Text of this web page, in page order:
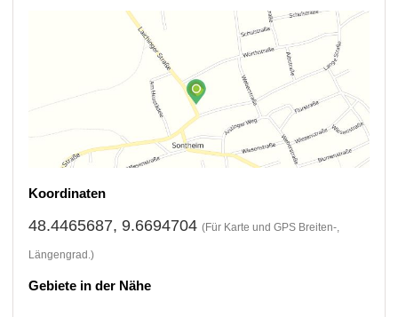
Koordinaten
48.4465687, 9.6694704 (Für Karte und GPS Breiten-,
Längengrad.)
Gebiete in der Nähe